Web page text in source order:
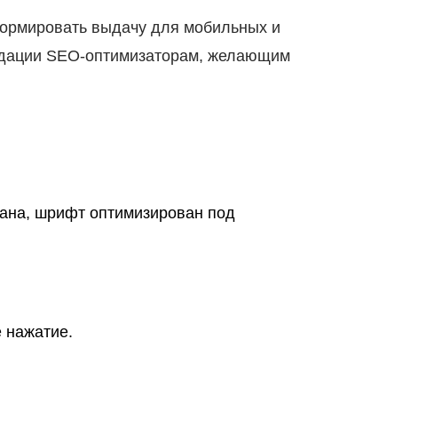
выдачу для мобильных и
SEO-оптимизаторам, желающим
шрифт оптимизирован под
нажатие.